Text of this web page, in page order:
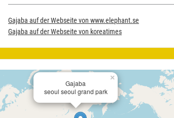
Gajaba auf der Webseite von www.elephant.se
Gajaba auf der Webseite von koreatimes
×
Gajaba
seoul seoul grand park